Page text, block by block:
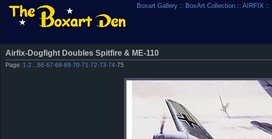
Boxart Gallery :: BoxArt Collection ::AIRFIX ::
Airfix-Dogfight Doubles Spitfire & ME-110
Page: 1 ·2 66·67·68·69·70·71 ·72·73·74·75